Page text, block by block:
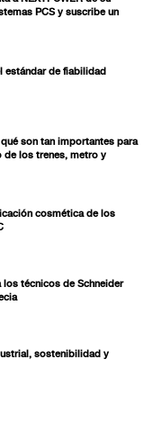
PCS y suscribe un
estándar de fiabilidad
son tan importantes para
de los trenes, metro y
cosmética de los
técnicos de Schneider
sostenibilidad y